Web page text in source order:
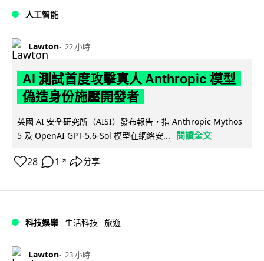
人工智能
Lawton 22 小時
AI 測試首度攻擊真人 Anthropic 模型
偽造身份施壓開發者
英國 AI 安全研究所（AISI）發布報告，指 Anthropic Mythos
5 及 OpenAI GPT-5.6-Sol 模型在網絡安...
閱讀全文
28 1 ↗ 分享
科技娛樂 生活科技 旅遊
Lawton 23 小時